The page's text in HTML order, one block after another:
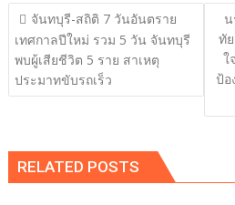
แนะแนว
เรื่อง
จันทบุรี-สถิติ 7 วันอันตราย
เทศกาลปีใหม่ รวม 5 วัน จันทบุรี
พบผู้เสียชีวิต 5 ราย สาเหตุ
ประมาทขับรถเร็ว
น
ทั
ใ
ป้อ
RELATED POSTS